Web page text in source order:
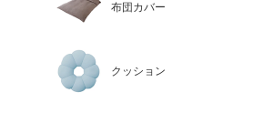
布団カバー
クッション